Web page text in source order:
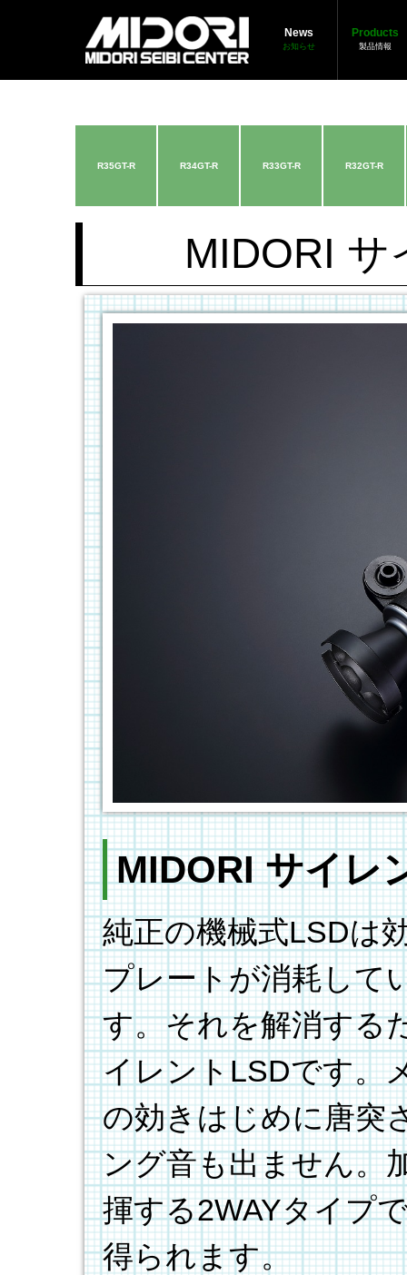
News
お知らせ
Products
製品情報
R35GT-R R34GT-R R33GT-R R32GT-R
MIDORI サ
MIDORI サイレ
純正の機械式LSDは
プレートが消耗して
す。それを解消する
イレントLSDです。
の効きはじめに唐突
ング音も出ません。
揮する2WAYタイプ
得られます。